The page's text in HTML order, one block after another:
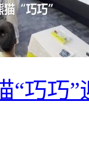
“巧巧”